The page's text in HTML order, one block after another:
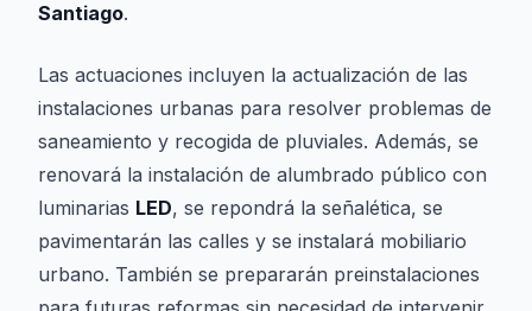
Santiago.
Las actuaciones incluyen la actualización de las
instalaciones urbanas para resolver problemas de
saneamiento y recogida de pluviales. Además, se
renovará la instalación de alumbrado público con
luminarias LED, se repondrá la señalética, se
pavimentarán las calles y se instalará mobiliario
urbano. También se prepararán preinstalaciones